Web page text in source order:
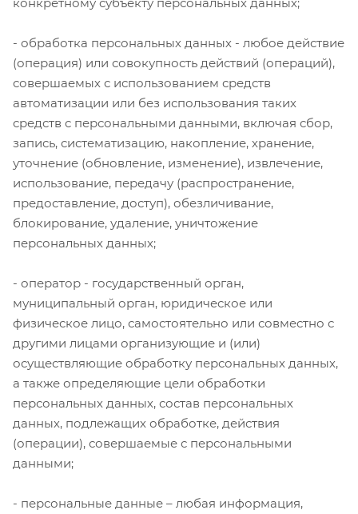
- обработка персональных данных - любое действие
(операция) или совокупность действий (операций),
совершаемых с использованием средств
автоматизации или без использования таких
средств с персональными данными, включая сбор,
запись, систематизацию, накопление, хранение,
уточнение (обновление, изменение), извлечение,
использование, передачу (распространение,
предоставление, доступ), обезличивание,
блокирование, удаление, уничтожение
персональных данных;
- оператор - государственный орган,
муниципальный орган, юридическое или
физическое лицо, самостоятельно или совместно с
другими лицами организующие и (или)
осуществляющие обработку персональных данных,
а также определяющие цели обработки
персональных данных, состав персональных
данных, подлежащих обработке, действия
(операции), совершаемые с персональными
данными;
- персональные данные – любая информация,